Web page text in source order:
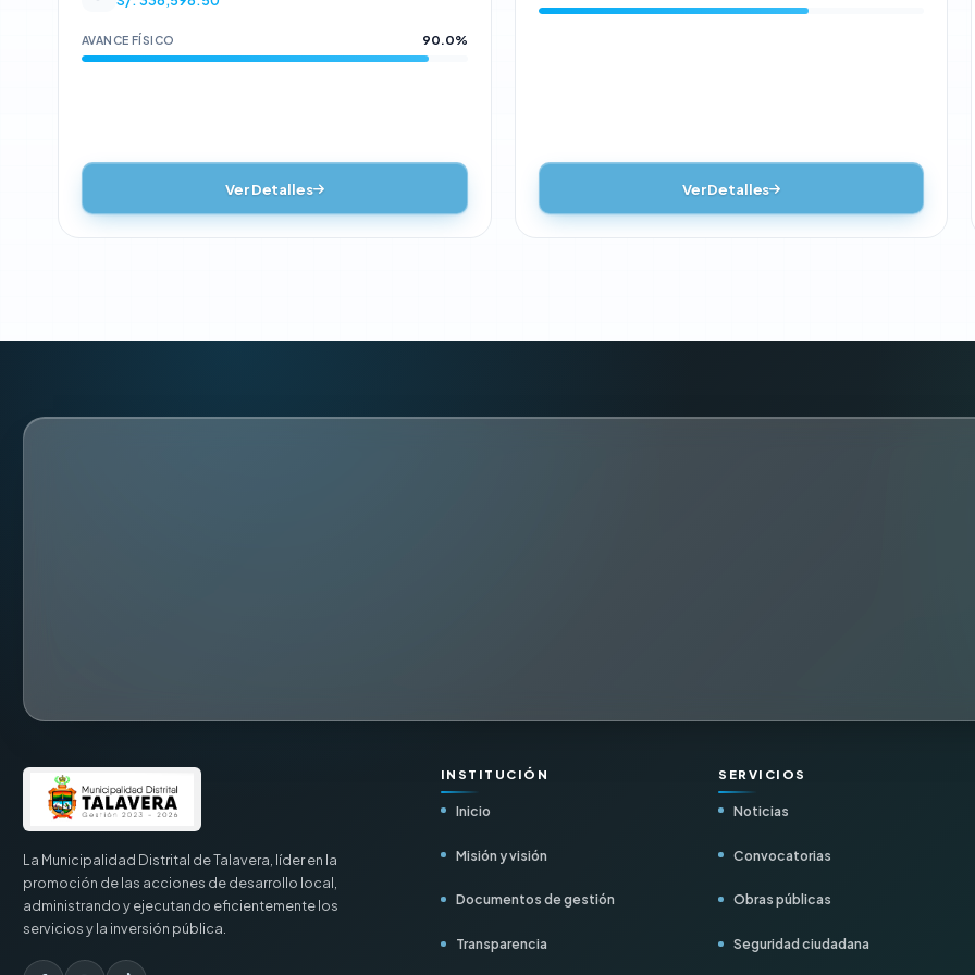
DEPARTAMENTO DE APURIMAC CON CUI N°
2610616.
AVANCE FÍSICO 90.0%
Ver Detalles Ver Detalles
La Municipalidad Distrital de Talavera, líder en la
promoción de las acciones de desarrollo local,
administrando y ejecutando eficientemente los
servicios y la inversión pública.
INSTITUCIÓN
Inicio
Misión y visión
Documentos de gestión
Transparencia
SERVICIOS
Noticias
Convocatorias
Obras públicas
Seguridad ciudadana